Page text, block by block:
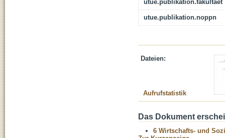
utue.publikation.fakultaet
utue.publikation.noppn
Dateien:
Aufrufstatistik
Das Dokument
6 Wirtschafts- und